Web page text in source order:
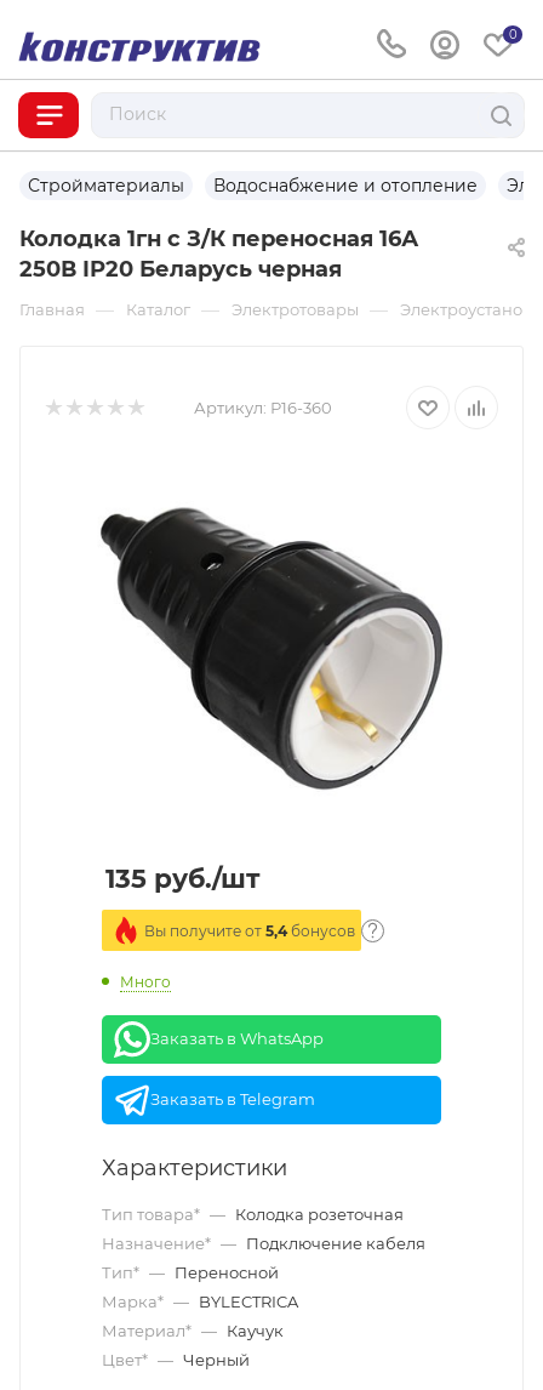
0
Стройматериалы Водоснабжение и отопление
Колодка 1гн с З/К переносная 16А
250В IP20 Беларусь черная
Главная — Каталог — Электротовары —
Артикул: Р16-360
135 руб./шт
Вы получите от 5,4бонусов
Много
Заказать в WhatsApp
Заказать в Telegram
Характеристики
Тип товара* — Колодка розеточная
Назначение* — Подключение кабеля
Тип* — Переносной
Марка* — BYLECTRICA
Материал* — Каучук
Цвет* — Черный